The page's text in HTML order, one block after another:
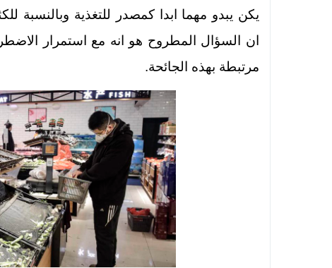
يكن يبدو مهما ابدا كمصدر للتغذية وبالنسبة
ان السؤال المطروح هو انه مع استمرار
مرتبطة بهذه الجائحة.